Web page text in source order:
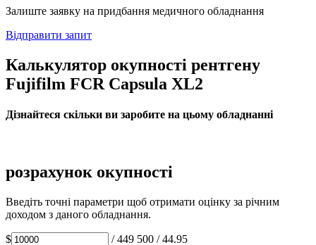
Залиште заявку на придбання медичного обладнання
Відправити запит
Калькулятор окупності рентгену
Fujifilm FCR Capsula XL2
Дізнайтеся скільки ви заробите на цьому обладнанні
розрахунок окупності
Введіть точні параметри щоб отримати оцінку за річним
доходом з даного обладнання.
$
/ 449 500 / 44.95